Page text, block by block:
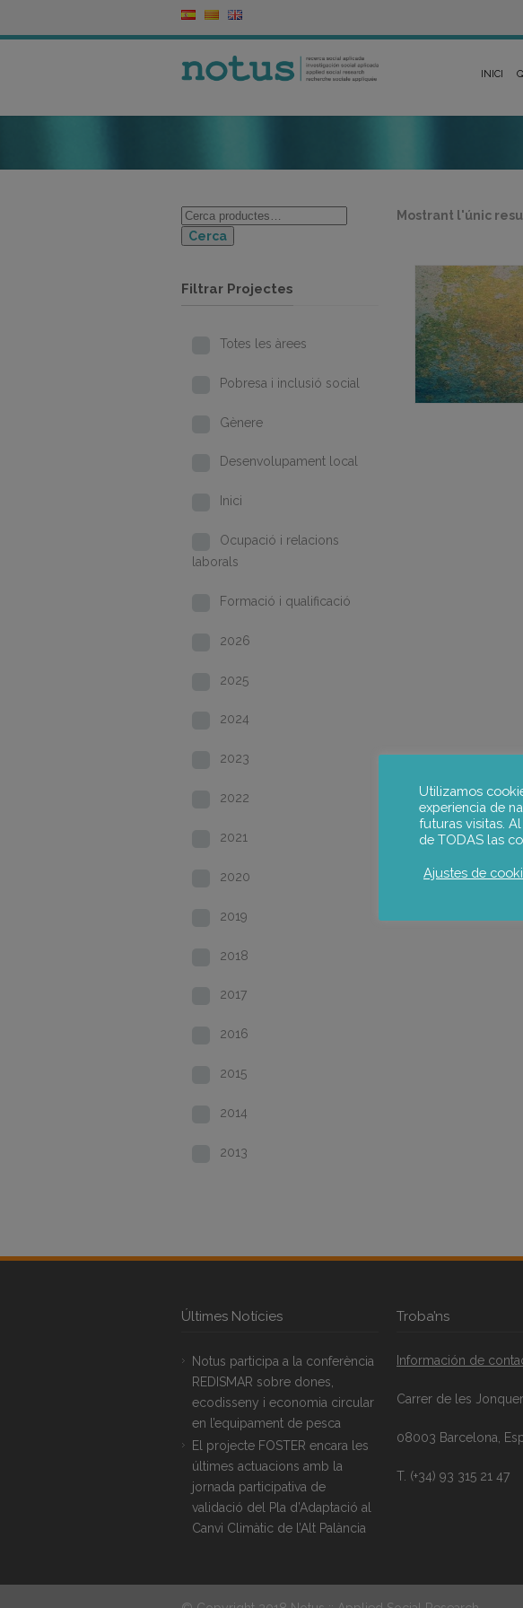
INICI
Mostrant l'únic
Cerca
Filtrar Projectes
Totes les àrees
Pobresa i inclusió social
Gènere
Desenvolupament local
Inici
Ocupació i relacions
laborals
Formació i qualificació
2026
2025
2024
2023
2022
2021
2020
2019
2018
2017
2016
2015
2014
2013
Últimes Notícies
Notus participa a la conferència
REDISMAR sobre dones,
ecodisseny i economia circular
en l’equipament de pesca
El projecte FOSTER encara les
últimes actuacions amb la
jornada participativa de
validació del Pla d’Adaptació al
Canvi Climàtic de l’Alt Palància
Troba’ns
Información de
Carrer de les
08003 Barcelona,
T. (+34) 93 315 21 47
Utilizamos
experiencia de
futuras visitas.
de TODAS las
Ajustes de